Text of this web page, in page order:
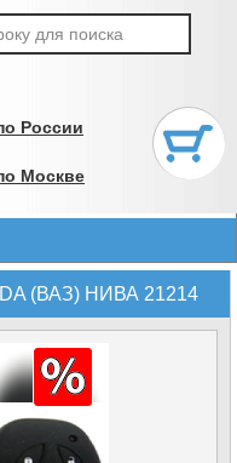
России
Москве
(ВАЗ) НИВА 21214